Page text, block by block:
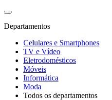
Departamentos
Celulares e Smartphones
TV e Vídeo
Eletrodomésticos
Móveis
Informática
Moda
Todos os departamentos